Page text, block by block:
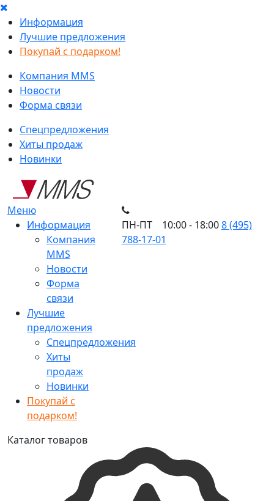
Информация
Лучшие предложения
Покупай с подарком!
Компания MMS
Новости
Форма связи
Спецпредложения
Хиты продаж
Новинки
Меню
Информация
Компания
MMS
Новости
Форма
связи
Лучшие
предложения
Спецпредложения
Хиты
продаж
Новинки
Покупай с
подарком!
ПН-ПТ 10:00 - 18:008 (495)
788-17-01
Каталог товаров